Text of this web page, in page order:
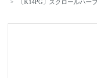
〔K14PG〕スクロールハー